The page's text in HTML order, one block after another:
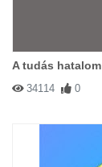
A tudás hatalom
34114 0